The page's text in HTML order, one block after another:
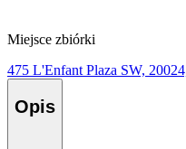
Miejsce zbiórki
475 L'Enfant Plaza SW,
Opis